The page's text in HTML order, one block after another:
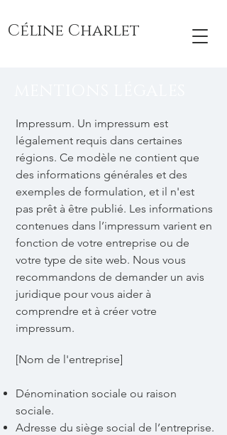
Céline Charlet
Impressum. Un impressum est
légalement requis dans certaines
régions. Ce modèle ne contient que
des informations générales et des
exemples de formulation, et il n'est
pas prêt à être publié. Les informations
contenues dans l’impressum varient en
fonction de votre entreprise ou de
votre type de site web. Nous vous
recommandons de demander un avis
juridique pour vous aider à
comprendre et à créer votre
impressum.
[Nom de l'entreprise]
Dénomination sociale ou raison
sociale.
Adresse du siège social de l’entreprise.